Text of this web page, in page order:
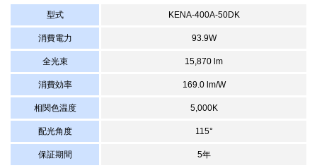
型式 KENA-400A-50DK
消費電力 93.9W
全光束 15,870 lm
消費効率 169.0 lm/W
相関色温度 5,000K
配光角度 115°
保証期間 5年